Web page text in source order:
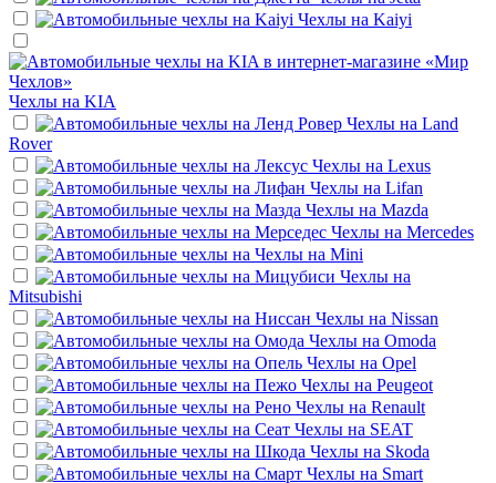
Чехлы на Kaiyi
Чехлы на KIA
Чехлы на Land
Rover
Чехлы на Lexus
Чехлы на Lifan
Чехлы на Mazda
Чехлы на Mercedes
Чехлы на Mini
Чехлы на
Mitsubishi
Чехлы на Nissan
Чехлы на Omoda
Чехлы на Opel
Чехлы на Peugeot
Чехлы на Renault
Чехлы на SEAT
Чехлы на Skoda
Чехлы на Smart